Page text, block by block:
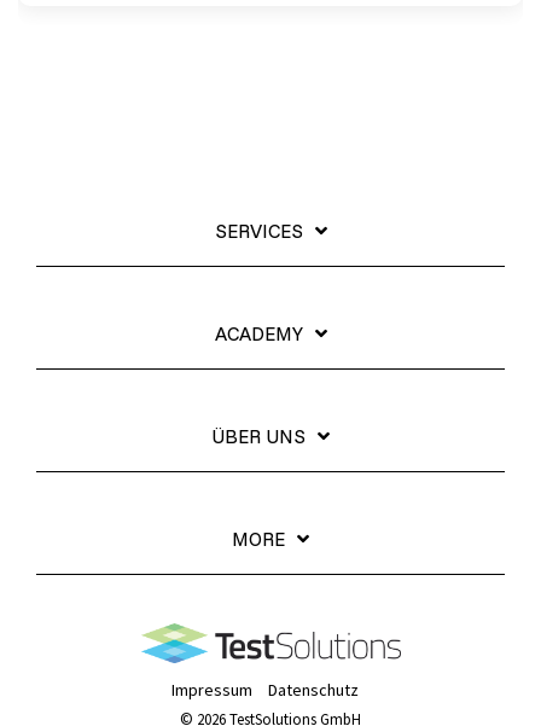
SERVICES
ACADEMY
ÜBER UNS
MORE
Impressum Datenschutz
© 2026 TestSolutions GmbH